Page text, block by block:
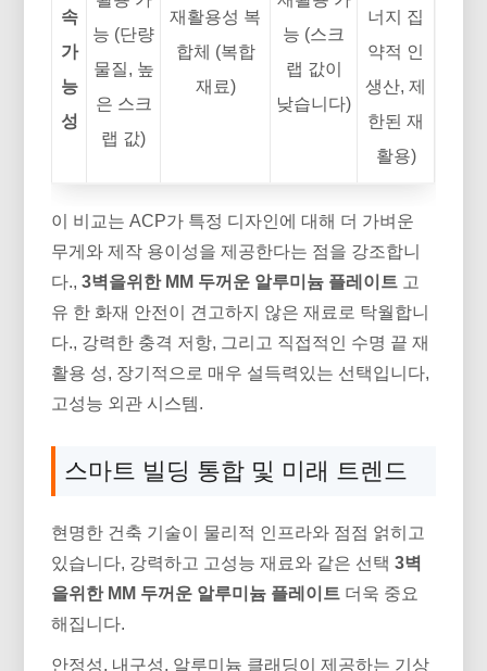
속
가
능
성
능 (단량
물질, 높
은 스크
랩 값)
재활용성 복
합체 (복합
재료)
능 (스크
랩 값이
낮습니다)
너지 집
약적 인
생산, 제
한된 재
활용)
이 비교는 ACP가 특정 디자인에 대해 더 가벼운
무게와 제작 용이성을 제공한다는 점을 강조합니
다.,3벽을위한 MM 두꺼운 알루미늄 플레이트 고
유 한 화재 안전이 견고하지 않은 재료로 탁월합니
다., 강력한 충격 저항, 그리고 직접적인 수명 끝 재
활용 성, 장기적으로 매우 설득력있는 선택입니다,
고성능 외관 시스템.
스마트 빌딩 통합 및 미래 트렌드
현명한 건축 기술이 물리적 인프라와 점점 얽히고
있습니다, 강력하고 고성능 재료와 같은 선택3벽
을위한 MM 두꺼운 알루미늄 플레이트 더욱 중요
해집니다.
안정성, 내구성, 알루미늄 클래딩이 제공하는 기상